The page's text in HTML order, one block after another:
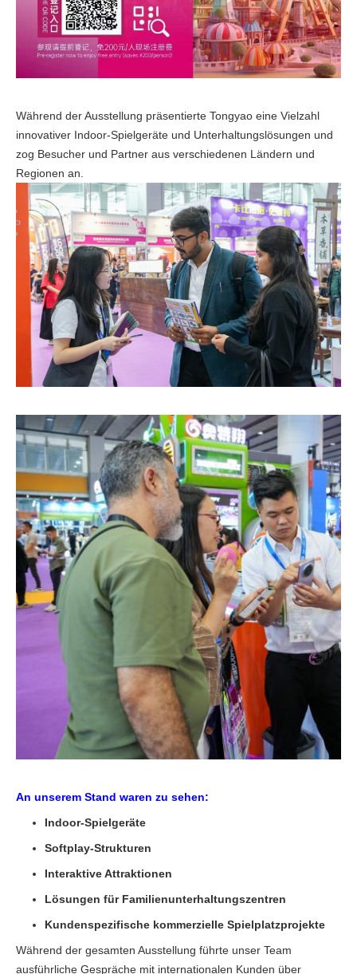
Während der Ausstellung präsentierte Tongyao eine Vielzahl
innovativer Indoor-Spielgeräte und Unterhaltungslösungen und
zog Besucher und Partner aus verschiedenen Ländern und
Regionen an.
An unserem Stand waren zu sehen:
Indoor-Spielgeräte
Softplay-Strukturen
Interaktive Attraktionen
Lösungen für Familienunterhaltungszentren
Kundenspezifische kommerzielle Spielplatzprojekte
Während der gesamten Ausstellung führte unser Team
ausführliche Gespräche mit internationalen Kunden über